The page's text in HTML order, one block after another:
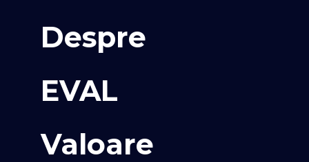
Despre
EVAL
Valoare